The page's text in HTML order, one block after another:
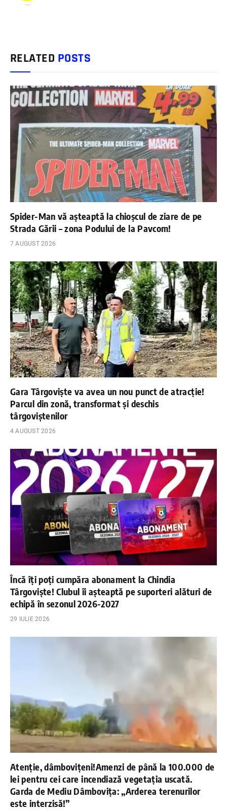
RELATED POSTS
Spider-Man vă așteaptă la chioșcul de ziare de pe
Strada Gării – zona Podului de la Pavcom!
7 AUGUST 2026
Gara Târgoviște va avea un nou punct de atracție!
Parcul din zonă, transformat și deschis
târgoviștenilor
4 AUGUST 2026
Încă îți poți cumpăra abonament la Chindia
Târgoviște! Clubul îi așteaptă pe suporteri alături de
echipă în sezonul 2026-2027
29 IULIE 2026
Atenție, dâmbovițeni!Amenzi de până la 100.000 de
lei pentru cei care incendiază vegetația uscată.
Garda de Mediu Dâmbovița: „Arderea terenurilor
este interzisă!”